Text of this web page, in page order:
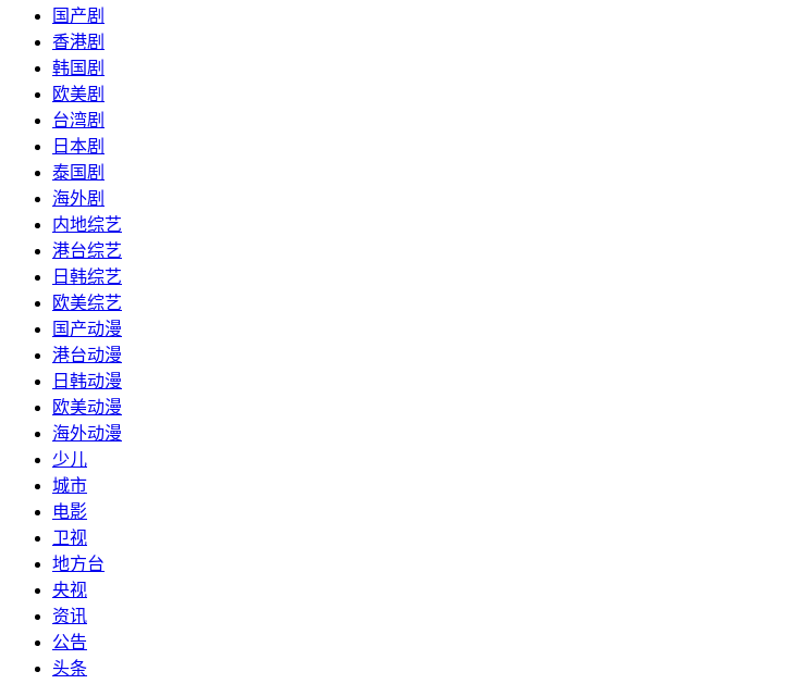
国产剧
香港剧
韩国剧
欧美剧
台湾剧
日本剧
泰国剧
海外剧
内地综艺
港台综艺
日韩综艺
欧美综艺
国产动漫
港台动漫
日韩动漫
欧美动漫
海外动漫
少儿
城市
电影
卫视
地方台
央视
资讯
公告
头条